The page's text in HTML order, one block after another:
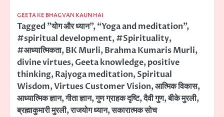
GEETA KE BHAGVAN KAUN HAI
Tagged"योग और ध्यान",“Yoga and meditation”,
#spiritual development,#Spirituality,
#आध्यात्मिकता,BK Murli,Brahma Kumaris Murli,
divine virtues,Geeta knowledge,positive
thinking,Rajyoga meditation,Spiritual
Wisdom,Virtues Customer Vision,आत्मिक विकास,
आध्यात्मिक ज्ञान,गीता ज्ञान,गुण ग्राहक दृष्टि,दैवी गुण,बीके मुरली,
ब्रह्माकुमारी मुरली,राजयोग ध्यान,सकारात्मक सोच